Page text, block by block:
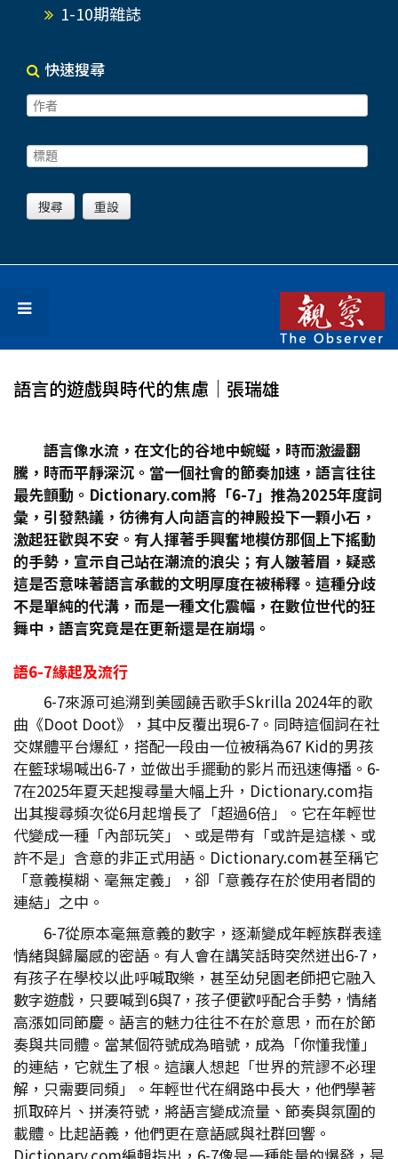
1-10期雜誌
快速搜尋
語言的遊戲與時代的焦慮│張瑞雄
語言像水流，在文化的谷地中蜿蜒，時而激盪翻
騰，時而平靜深沉。當一個社會的節奏加速，語言往往
最先顫動。Dictionary.com將「6-7 」推為2025年度詞
彙，引發熱議，彷彿有人向語言的神殿投下一顆小石，
激起狂歡與不安。有人揮著手興奮地模仿那個上下搖動
的手勢，宣示自己站在潮流的浪尖；有人皺著眉，疑惑
這是否意味著語言承載的文明厚度在被稀釋。這種分歧
不是單純的代溝，而是一種文化震幅，在數位世代的狂
舞中，語言究竟是在更新還是在崩塌。
語6-7緣起及流行
6-7來源可追溯到美國饒舌歌手Skrilla 2024年的歌
曲《Doot Doot》，其中反覆出現6-7。同時這個詞在社
交媒體平台爆紅，搭配一段由一位被稱為67 Kid的男孩
在籃球場喊出6-7，並做出手擺動的影片而迅速傳播。6-
7在2025年夏天起搜尋量大幅上升，Dictionary.com指
出其搜尋頻次從6月起增長了「超過6倍」。它在年輕世
代變成一種「內部玩笑」、或是帶有「或許是這樣、或
許不是」含意的非正式用語。Dictionary.com甚至稱它
「意義模糊、毫無定義」，卻「意義存在於使用者間的
連結」之中。
6-7從原本毫無意義的數字，逐漸變成年輕族群表達
情緒與歸屬感的密語。有人會在講笑話時突然迸出6-7，
有孩子在學校以此呼喊取樂，甚至幼兒園老師把它融入
數字遊戲，只要喊到6與7，孩子便歡呼配合手勢，情緒
高漲如同節慶。語言的魅力往往不在於意思，而在於節
奏與共同體。當某個符號成為暗號，成為「你懂我懂」
的連結，它就生了根。這讓人想起「世界的荒謬不必理
解，只需要同頻」。年輕世代在網路中長大，他們學著
抓取碎片、拼湊符號，將語言變成流量、節奏與氛圍的
載體。比起語義，他們更在意語感與社群回響。